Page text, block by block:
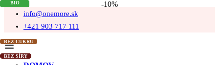
info@onemore.sk
+421 903 717 111
-10%